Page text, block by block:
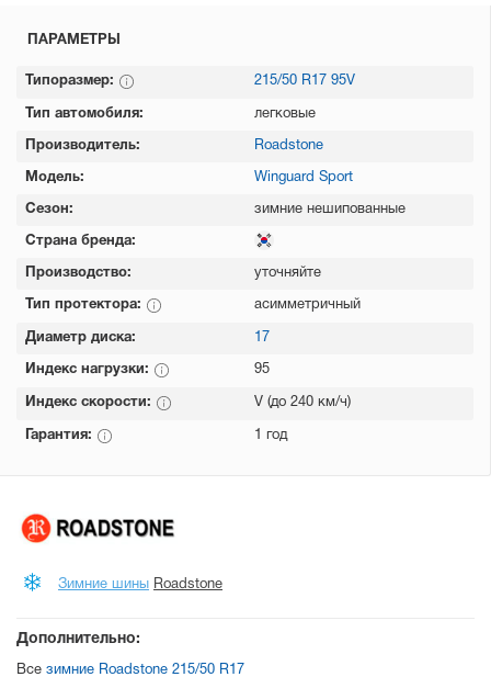
ПАРАМЕТРЫ
Типоразмер: 215/50 R17 95V
Тип автомобиля: легковые
Производитель: Roadstone
Модель: Winguard Sport
Сезон: зимние нешипованные
Страна бренда:
Производство: уточняйте
Тип протектора: асимметричный
Диаметр диска: 17
Индекс нагрузки: 95
Индекс скорости: V (до 240 км/ч)
Гарантия: 1 год
Зимние шины Roadstone
Дополнительно:
Все зимние Roadstone 215/50 R17